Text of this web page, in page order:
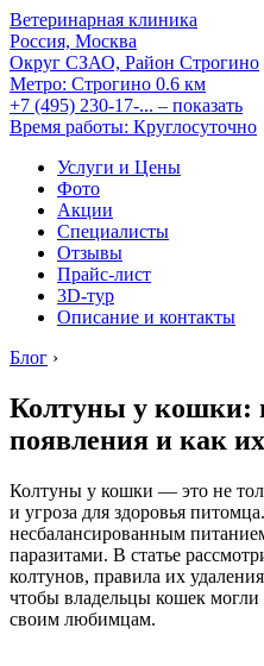
Ветеринарная клиника
Россия, Москва
Округ СЗАО, Район Строгино
Метро: Строгино 0.6 км
+7 (495) 230-17-... – показать
Время работы: Круглосуточно
Услуги и Цены
Фото
Акции
Специалисты
Отзывы
Прайс-лист
3D-тур
Описание и контакты
Блог ›
Колтуны у кошки:
появления и как
Колтуны у кошки — это не
и угроза для здоровья
несбалансированным
паразитами. В статье
колтунов, правила их
чтобы владельцы кошек могли
своим любимцам.